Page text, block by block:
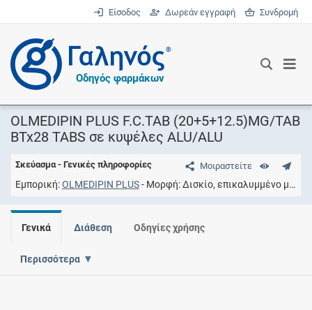
Είσοδος Δωρεάν εγγραφή Συνδρομή
®
Οδηγός φαρμάκων
OLMEDIPIN PLUS F.C.TAB (20+5+12.5)MG/TAB
BTx28 TABS σε κυψέλες ALU/ALU
Μοιραστείτε
Σκεύασμα - Γενικές πληροφορίες
Εμπορική OLMEDIPIN PLUS Μορφή Δισκίο, επικαλυμμένο με υμένιο
Γενικά Διάθεση Οδηγίες χρήσης
Περισσότερα